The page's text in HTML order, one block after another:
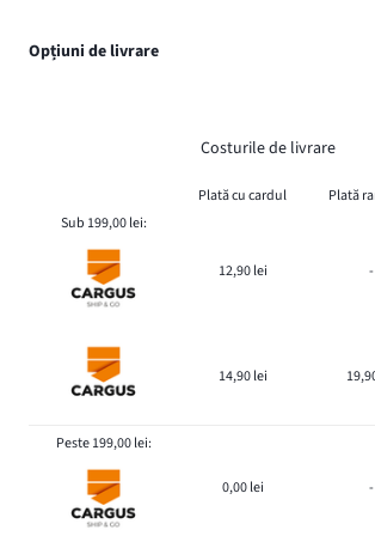
Opțiuni de livrare
Costurile de livrare
Plată cu cardul
Plată
Sub 199,00 lei:
12,90 lei -
14,90 lei
Peste 199,00 lei:
0,00 lei -